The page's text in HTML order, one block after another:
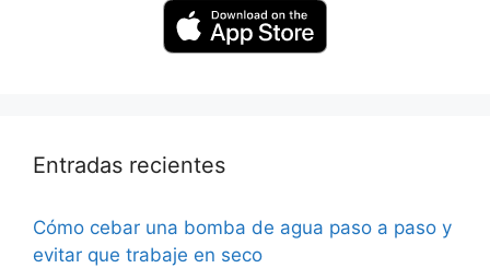
Entradas recientes
Cómo cebar una bomba de agua paso a paso y
evitar que trabaje en seco